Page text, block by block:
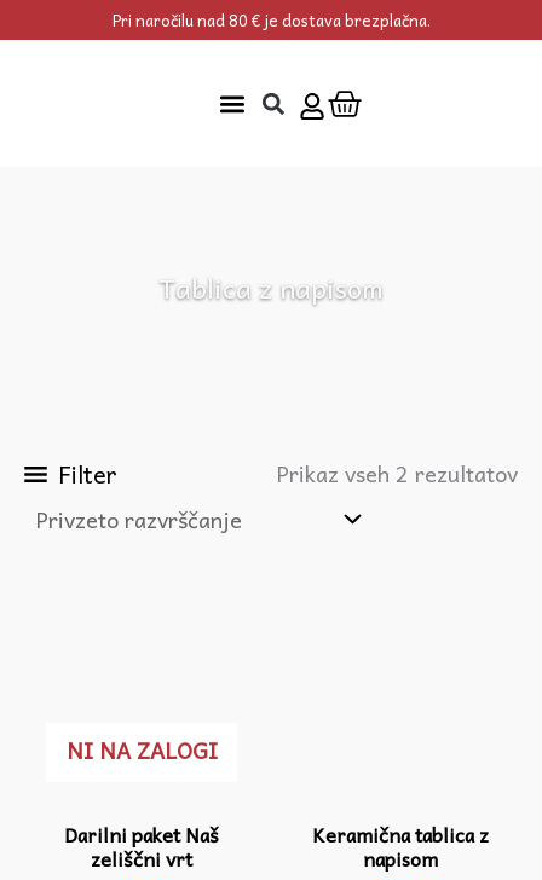
to
Pri naročilu nad 80 € je dostava brezplačna.
Cart
Tablica z napisom
Filter Prikaz vseh 2 rezultatov
NI NA ZALOGI
Darilni paket Naš
zeliščni vrt
Keramična tablica z
napisom